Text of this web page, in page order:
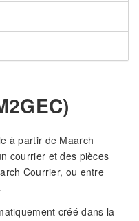
à partir de Maarch
courrier et des pièces
Courrier, ou entre
créé dans la